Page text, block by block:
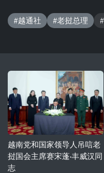
#越通社 #老挝总理
越南党和国家领导人吊唁老
挝国会主席赛宋蓬·丰威汉同
志